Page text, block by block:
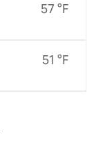
57 °F
51 °F